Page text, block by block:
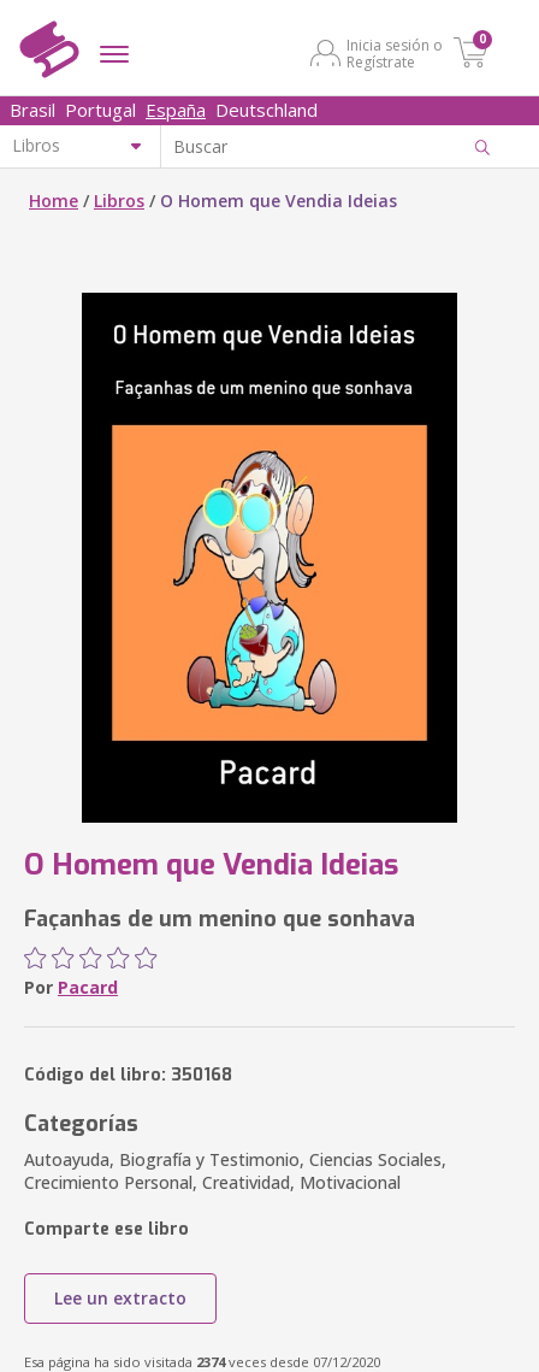
Inicia sesión o
Regístrate
0
Brasil Portugal España Deutschland
Home / Libros / O Homem que Vendia Ideias
O Homem que Vendia Ideias
Façanhas de um menino que sonhava
Por Pacard
Código del libro: 350168
Categorías
Autoayuda, Biografía y Testimonio, Ciencias Sociales,
Crecimiento Personal, Creatividad, Motivacional
Comparte ese libro
Lee un extracto
Esa página ha sido visitada 2374veces desde 07/12/2020